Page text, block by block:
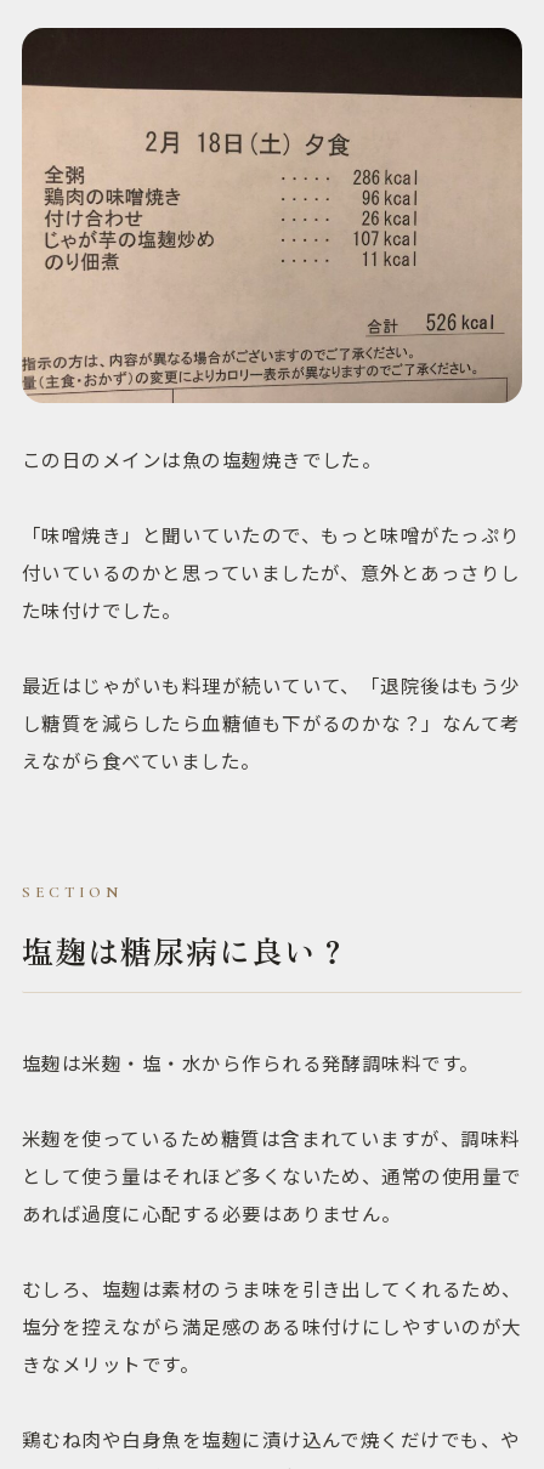
この日のメインは魚の塩麹焼きでした。
「味噌焼き」と聞いていたので、もっと味噌がたっぷり
付いているのかと思っていましたが、意外とあっさりし
た味付けでした。
最近はじゃがいも料理が続いていて、「退院後はもう少
し糖質を減らしたら血糖値も下がるのかな？」なんて考
えながら食べていました。
塩麹は糖尿病に良い？
塩麹は米麹・塩・水から作られる発酵調味料です。
米麹を使っているため糖質は含まれていますが、調味料
として使う量はそれほど多くないため、通常の使用量で
あれば過度に心配する必要はありません。
むしろ、塩麹は素材のうま味を引き出してくれるため、
塩分を控えながら満足感のある味付けにしやすいのが大
きなメリットです。
鶏むね肉や白身魚を塩麹に漬け込んで焼くだけでも、や